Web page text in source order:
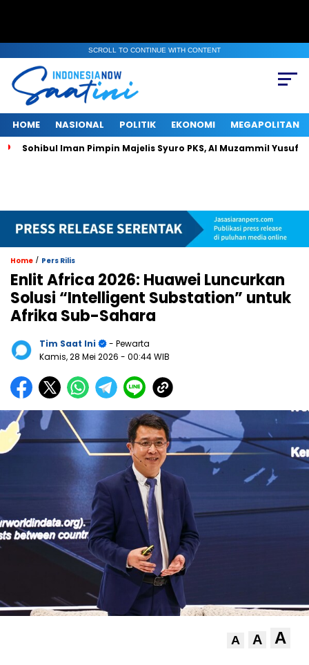
SCROLL TO CONTINUE WITH CONTENT
HOME NASIONAL POLITIK EKONOMI MEGAPOLITAN
Iman Pimpin Majelis Syuro PKS, Al Muzammil Yusuf Resmi
Home / Pers Rilis
Enlit Africa 2026: Huawei Luncurkan
Solusi “Intelligent Substation” untuk
Afrika Sub-Sahara
Tim Saat Ini
- Pewarta
Kamis, 28 Mei 2026 - 00:44 WIB
A A A